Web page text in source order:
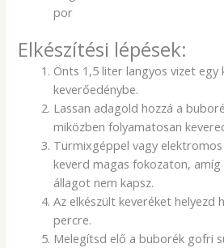
por
Elkészítési lépések:
Önts 1,5 liter langyos vizet egy
keverőedénybe.
Lassan adagold hozzá a
miközben folyamatosan
Turmixgéppel vagy
keverd magas fokozaton,
állagot nem kapsz.
Az elkészült keveréket helyezd
percre.
Melegítsd elő a buborék gofri